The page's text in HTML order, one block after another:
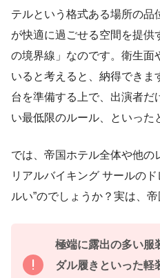
テルという格式ある場所の品
が快適に過ごせる空間を提供
の境界線」なのです。衛生面
いると考えると、納得でき
台を準備する上で、出演者だ
い最低限のルール、といった
では、帝国ホテル全体や他
リアルバイキング サールの
ルい”のでしょうか？実は、
極端に露出の多い服
ダル履きといった軽